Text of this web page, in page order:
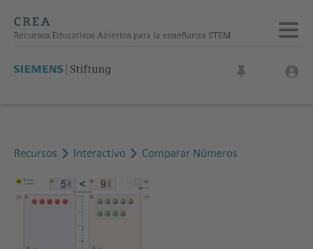
Recursos Interactivo Comparar Números